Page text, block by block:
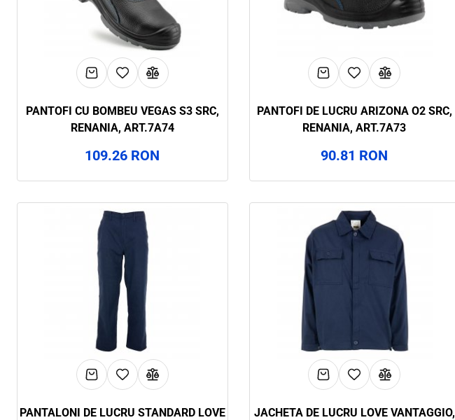
PANTOFI CU BOMBEU VEGAS S3 SRC,
RENANIA, ART.7A74
109.26 RON
PANTOFI DE LUCRU ARIZONA O2 SRC,
RENANIA, ART.7A73
90.81 RON
PANTALONI DE LUCRU STANDARD LOVE
JACHETA DE LUCRU LOVE VANTAGGIO,